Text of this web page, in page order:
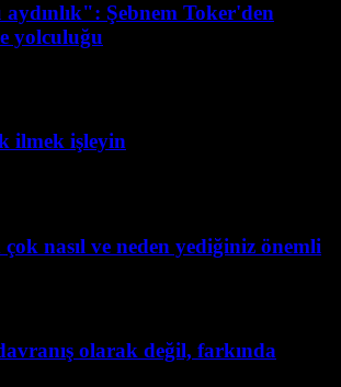
Şebnem Toker'den
yolculuğu
ilmek işleyin
nasıl ve neden yediğiniz önemli
olarak değil, farkında